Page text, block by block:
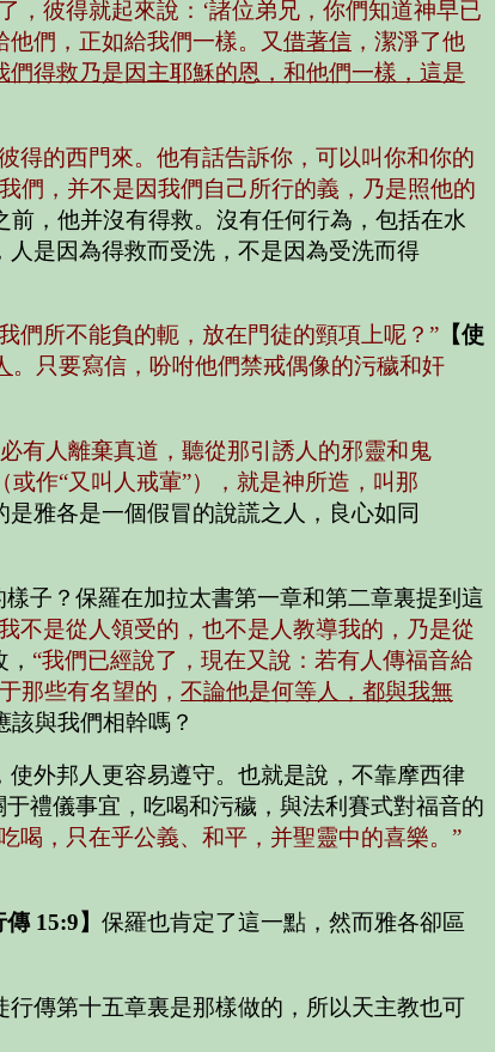
，彼得就起來說：‘諸位弟兄，你們知道神早已
們，正如給我們一樣。又借著信 ，潔淨了他
得救乃是因主耶穌的恩，和他們一樣，這是
得的西門來。他有話告訴你，可以叫你和你的
們，并不是因我們自己所行的義，乃是照他的
，他并沒有得救。沒有任何行為，包括在水
是因為得救而受洗，不是因為受洗而得
們所不能負的軛，放在門徒的頸項上呢？” 【使
。只要寫信，吩咐他們禁戒偶像的污穢和奸
有人離棄真道，聽從那引誘人的邪靈和鬼
（或作“又叫人戒葷”），就是神所造，叫那
雅各是一個假冒的說謊之人，良心如同
子？保羅在加拉太書第一章和第二章裏提到這
不是從人領受的，也不是人教導我的，乃是從
“我們已經說了，現在又說：若有人傳福音給
那些有名望的， 不論他是何等人，都與我無
與我們相幹嗎？
外邦人更容易遵守。也就是說，不靠摩西律
禮儀事宜，吃喝和污穢，與法利賽式對福音的
喝，只在乎公義、和平，并聖靈中的喜樂。”
傳 15:9】 保羅也肯定了這一點，然而雅各卻區
傳第十五章裏是那樣做的，所以天主教也可